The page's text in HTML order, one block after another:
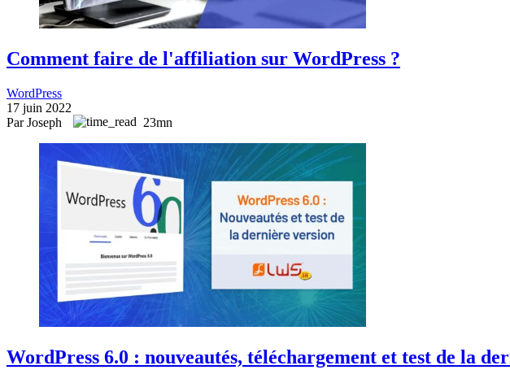
Comment faire de l'affiliation sur WordPress ?
WordPress
17 juin 2022
Par Joseph
23mn
WordPress 6.0 : nouveautés, téléchargement et test de la